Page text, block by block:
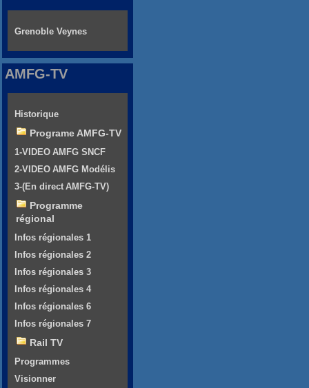
Grenoble Veynes
AMFG-TV
Historique
Programe AMFG-TV
1-VIDEO AMFG SNCF
2-VIDEO AMFG Modélis
3-(En direct AMFG-TV)
Programme
régional
Infos régionales 1
Infos régionales 2
Infos régionales 3
Infos régionales 4
Infos régionales 6
Infos régionales 7
Rail TV
Programmes
Visionner